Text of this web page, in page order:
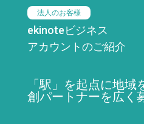
法人のお客様
ekinoteビジネス
アカウントのご紹介
「駅」を起点に地
創パートナーを広く